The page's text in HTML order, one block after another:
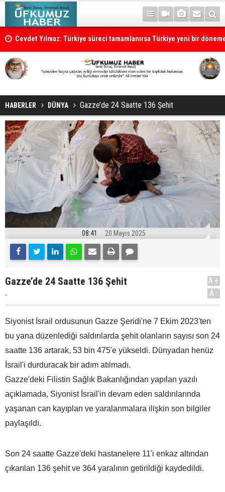
Cevdet Yılmaz: Türkiye süreci tamamlanırsa Türkiye yeni bir
HABERLER DÜNYA Gazze’de 24 Saatte 136 Şehit
08:41 20 Mayıs 2025
Gazze’de 24 Saatte 136 Şehit
.
A+
A-
Siyonist İsrail ordusunun Gazze Şeridi'ne 7 Ekim 2023'ten
bu yana düzenlediği saldırılarda şehit olanların sayısı son 24
saatte 136 artarak, 53 bin 475'e yükseldi. Dünyadan henüz
İsrail'i durduracak bir adım atılmadı.
Gazze'deki Filistin Sağlık Bakanlığından yapılan yazılı
açıklamada, Siyonist İsrail'in devam eden saldırılarında
yaşanan can kayıpları ve yaralanmalara ilişkin son bilgiler
paylaşıldı.
Son 24 saatte Gazze'deki hastanelere 11'i enkaz altından
çıkarılan 136 şehit ve 364 yaralının getirildiği kaydedildi.